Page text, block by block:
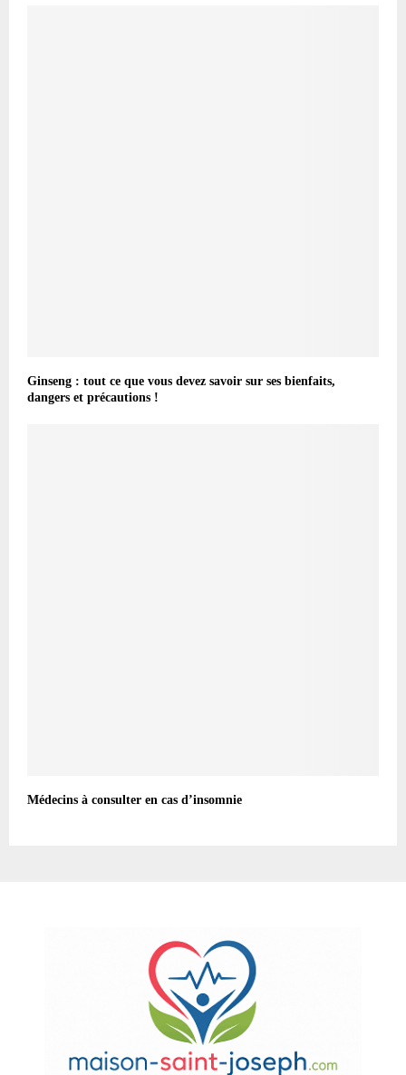
Ginseng : tout ce que vous devez savoir sur ses bienfaits,
dangers et précautions !
Médecins à consulter en cas d’insomnie